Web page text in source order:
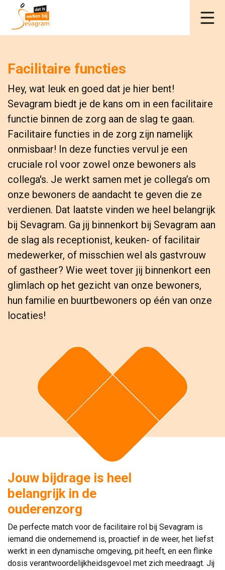
Facilitaire functies
Hey, wat leuk en goed dat je hier bent!
Sevagram biedt je de kans om in een facilitaire
functie binnen de zorg aan de slag te gaan.
Facilitaire functies in de zorg zijn namelijk
onmisbaar! In deze functies vervul je een
cruciale rol voor zowel onze bewoners als
collega's. Je werkt samen met je collega’s om
onze bewoners de aandacht te geven die ze
verdienen. Dat laatste vinden we heel belangrijk
bij Sevagram. Ga jij binnenkort bij Sevagram aan
de slag als receptionist, keuken- of facilitair
medewerker, of misschien wel als gastvrouw
of gastheer? Wie weet tover jij binnenkort een
glimlach op het gezicht van onze bewoners,
hun familie en buurtbewoners op één van onze
locaties!
Jouw bijdrage is heel
belangrijk in de
ouderenzorg
De perfecte match voor de facilitaire rol bij Sevagram is
iemand die ondernemend is, proactief in de weer, het liefst
werkt in een dynamische omgeving, pit heeft, en een flinke
dosis verantwoordelijkheidsgevoel met zich meedraagt. Jij